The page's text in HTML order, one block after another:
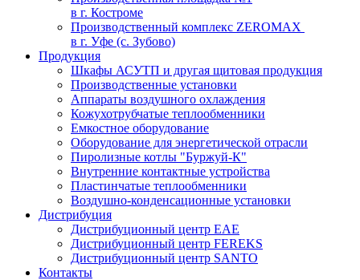
в г. Костроме
Производственный комплекс ZEROMAX
в г. Уфе (с. Зубово)
Продукция
Шкафы АСУТП и другая щитовая продукция
Производственные установки
Аппараты воздушного охлаждения
Кожухотрубчатые теплообменники
Емкостное оборудование
Оборудование для энергетической отрасли
Пиролизные котлы "Буржуй-К"
Внутренние контактные устройства
Пластинчатые теплообменники
Воздушно-конденсационные установки
Дистрибуция
Дистрибуционный центр EAE
Дистрибуционный центр FEREKS
Дистрибуционный центр SANTO
Контакты